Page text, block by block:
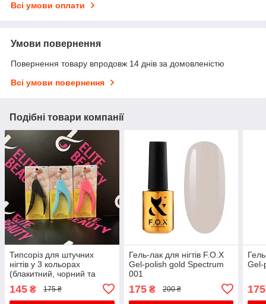
Всі умови оплати
Умови повернення
Повернення товару впродовж 14 днів за домовленістю
Всі умови повернення
Подібні товари компанії
Типсоріз для штучних
нігтів у 3 кольорах
(блакитний, чорний та
145 ₴ 175 ₴
Гель-лак для нігтів F.O.X
Gel-polish gold Spectrum
001
175₴ 200 ₴
Gel-
175